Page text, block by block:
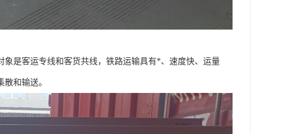
是客运专线和客货共线，铁路运输具有*、速度快、运量
和输送。